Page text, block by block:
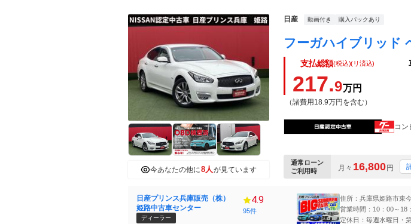
今あなたの他に8人が見ています
日産 動画付き 購入パックあり
支払総額(税込)(リ済込)
217.9万円
（諸費用18.9万円を含む）
コン
通常ローン
ご利用時
月々 16,800円
日産プリンス兵庫販売（株）
姫路中古車センター
ディーラー
4.9
95件
住所：兵庫県姫路市東
営業時間：10：00～18
定休日：毎週水曜日・